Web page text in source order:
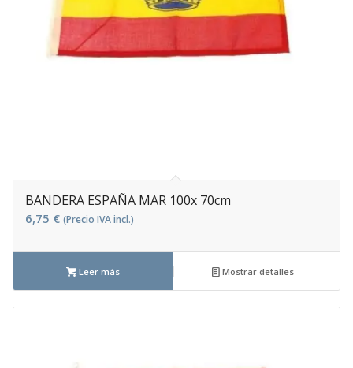
BANDERA ESPAÑA MAR 100x 70cm
6,75 € (Precio IVA incl.)
Leer más Mostrar detalles